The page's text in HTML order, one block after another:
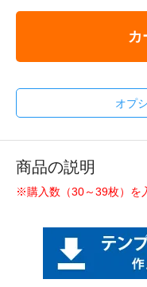
カ
オプ
商品の説明
※購入数（30～39枚）を